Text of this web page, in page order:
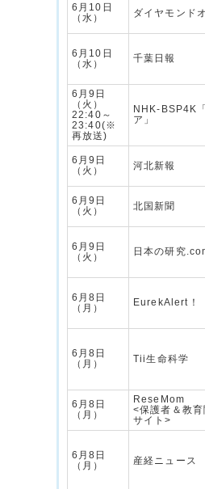
6月10日
（水）
ダイヤモンド
6月10日
（水）
千葉日報
6月9日
（火）
22:40～
23:40(※
再放送)
NHK-BSP4K
ア」
6月9日
（火）
河北新報
6月9日
（火）
北国新聞
6月9日
（火）
日本の研究
6月8日
（月）
EurekAlert！
6月8日
（月）
Tii生命科学
6月8日
（月）
ReseMom
<保護者＆教
サイト>
6月8日
（月）
産経ニュース